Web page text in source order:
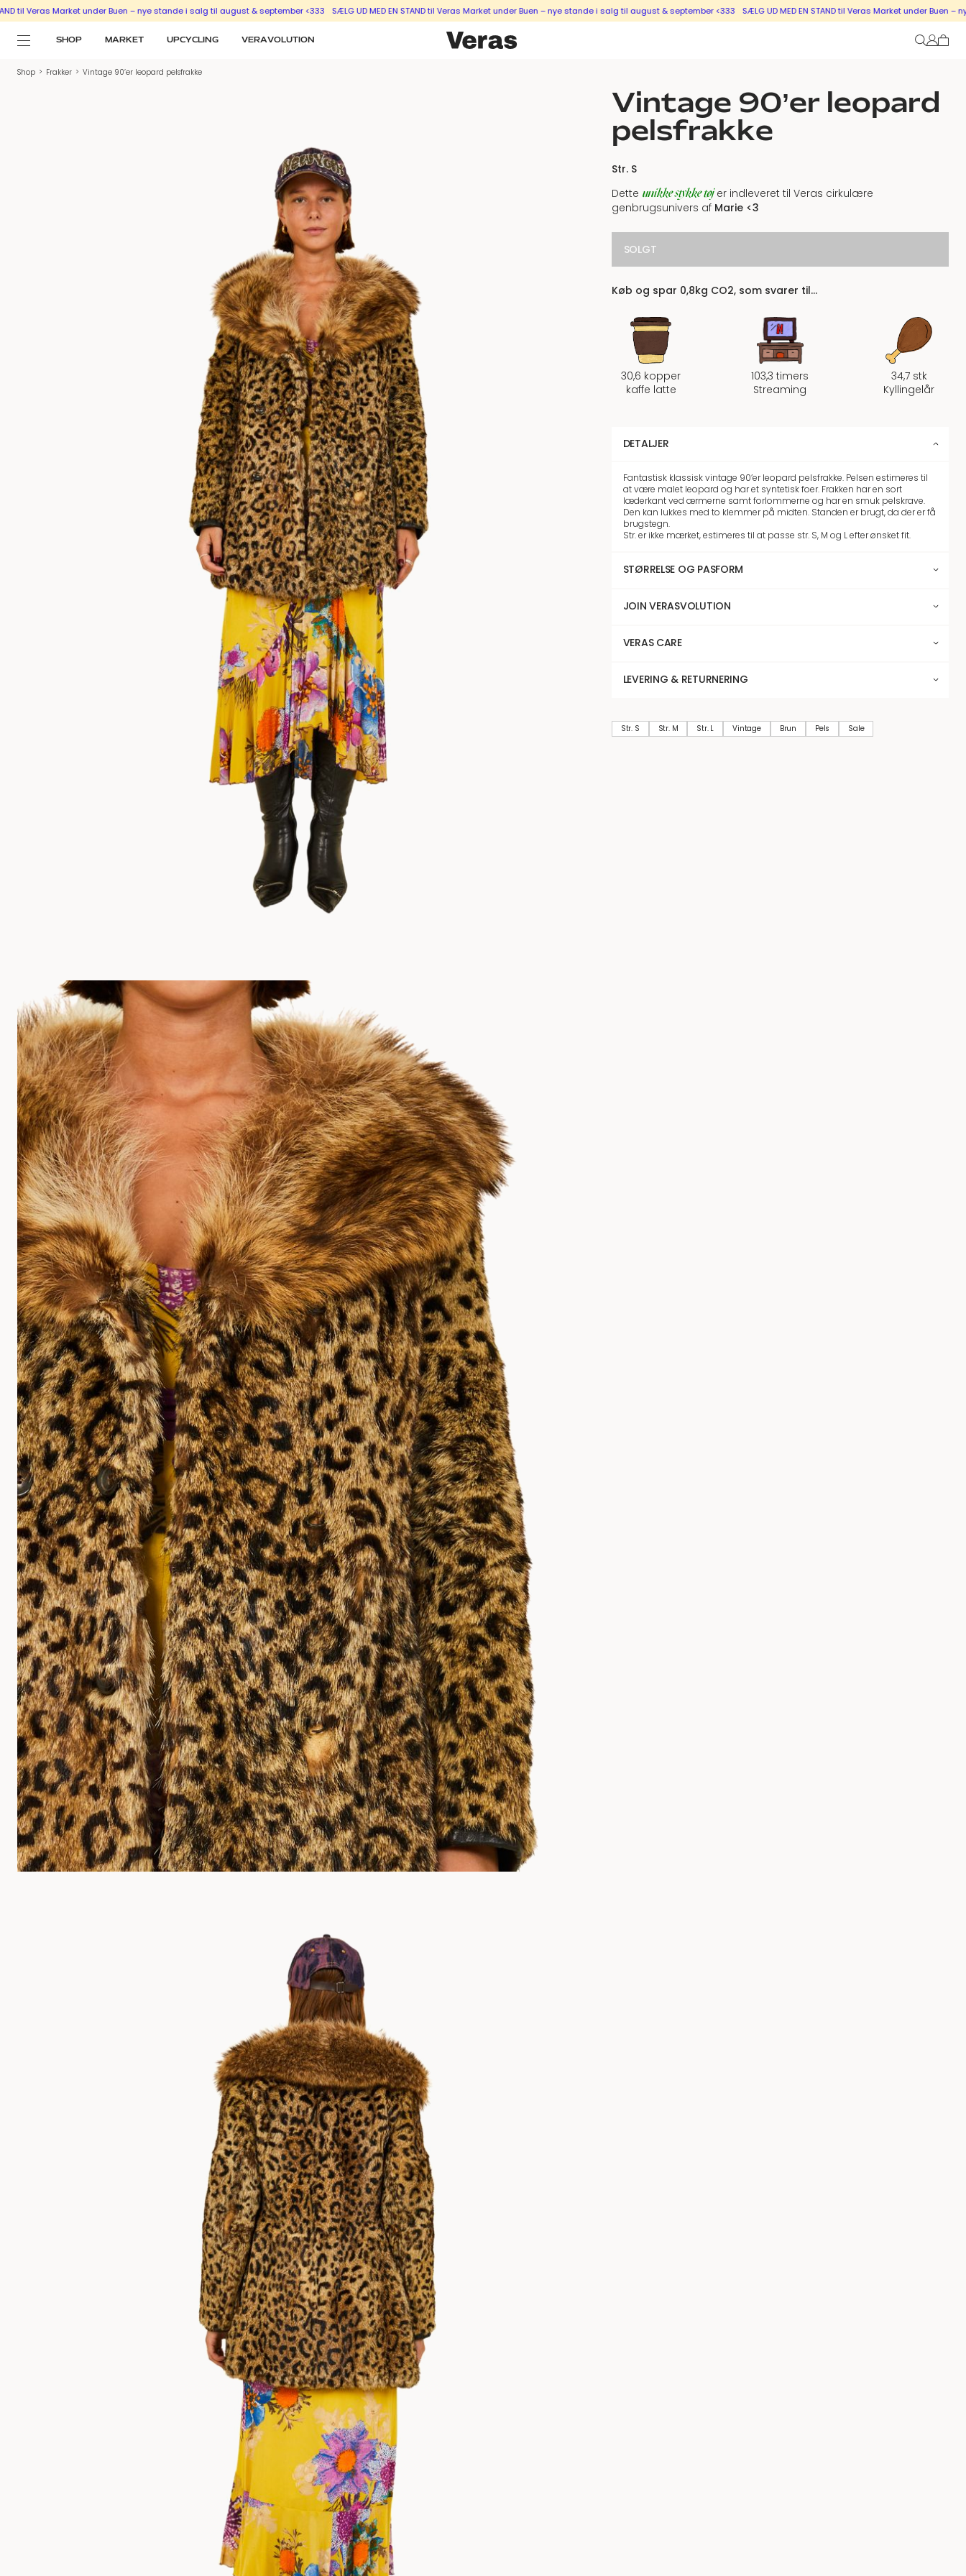
Veras Market under Buen – nye stande i salg til august & september <333 SÆLG UD MED EN STAND til Veras Market under Buen – nye stande i salg til august & september <333 SÆLG UD MED EN STAND til Veras Market under Buen – nye
SHOP MARKET UPCYCLING VERAVOLUTION
Shop > Frakker > Vintage 90’er leopard pelsfrakke
Vintage 90’er leopard
pelsfrakke
Str. S
Dette unikke stykke tøjer indleveret til Veras cirkulære
genbrugsunivers af Marie <3
SOLGT
Køb og spar 0,8kg CO2, som svarer til…
30,6 kopper
kaffe latte
103,3 timers
Streaming
34,7 stk
Kyllingelår
DETALJER
Fantastisk klassisk vintage 90’er leopard pelsfrakke. Pelsen estimeres til
at være malet leopard og har et syntetisk foer. Frakken har en sort
læderkant ved ærmerne samt forlommerne og har en smuk pelskrave.
Den kan lukkes med to klemmer på midten. Standen er brugt, da der er få
brugstegn.
Str. er ikke mærket, estimeres til at passe str. S, M og L efter ønsket fit.
STØRRELSE OG PASFORM
JOIN VERASVOLUTION
VERAS CARE
LEVERING & RETURNERING
Str. S Str. M Str. L Vintage Brun Pels Sale